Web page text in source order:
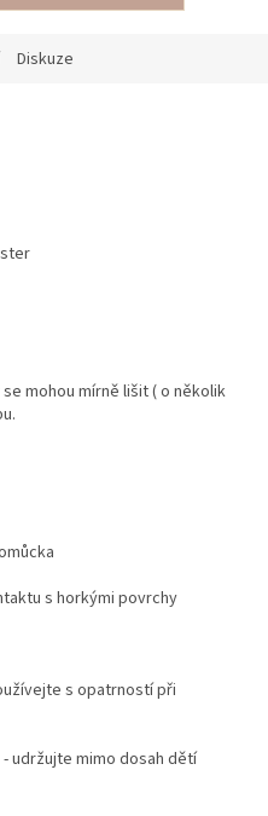
Diskuze
mohou mírně lišit ( o několik
s horkými povrchy
s opatrností při
udržujte mimo dosah dětí